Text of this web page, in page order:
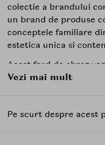
colectie a brandului
un brand de produse
conceptele familiare
estetica unica si
Acest fard de obraz
machiajului prin
Vezi mai mult
Pe scurt despre acest